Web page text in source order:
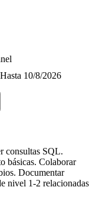
Hasta 10/8/2026
consultas SQL.
básicas. Colaborar
Documentar
nivel 1-2 relacionadas